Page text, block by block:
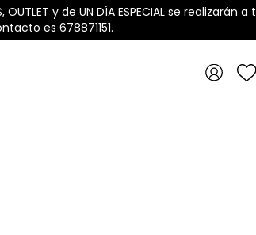
OUTLET y de UN DÍA ESPECIAL se realizarán
es 678871151.